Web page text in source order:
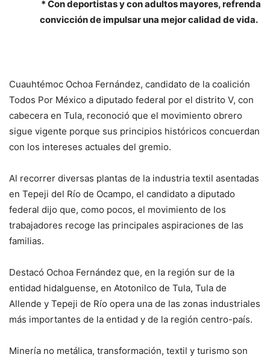
* Con deportistas y con adultos mayores, refrenda
convicción de impulsar una mejor calidad de vida.
Cuauhtémoc Ochoa Fernández, candidato de la coalición
Todos Por México a diputado federal por el distrito V, con
cabecera en Tula, reconoció que el movimiento obrero
sigue vigente porque sus principios históricos concuerdan
con los intereses actuales del gremio.
Al recorrer diversas plantas de la industria textil asentadas
en Tepeji del Río de Ocampo, el candidato a diputado
federal dijo que, como pocos, el movimiento de los
trabajadores recoge las principales aspiraciones de las
familias.
Destacó Ochoa Fernández que, en la región sur de la
entidad hidalguense, en Atotonilco de Tula, Tula de
Allende y Tepeji de Río opera una de las zonas industriales
más importantes de la entidad y de la región centro-país.
Minería no metálica, transformación, textil y turismo son